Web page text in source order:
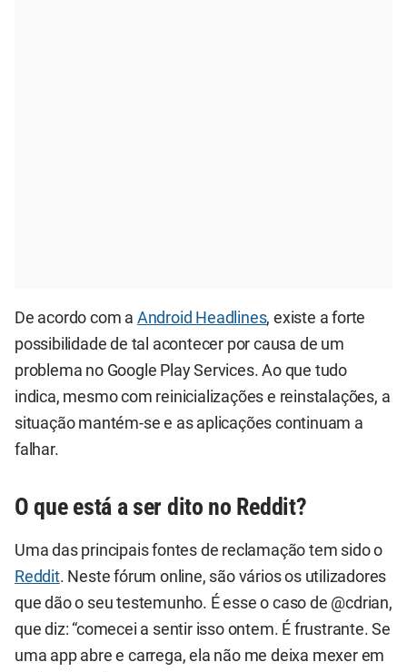
De acordo com a Android Headlines, existe a forte
possibilidade de tal acontecer por causa de um
problema no Google Play Services. Ao que tudo
indica, mesmo com reinicializações e reinstalações, a
situação mantém-se e as aplicações continuam a
falhar.
O que está a ser dito no Reddit?
Uma das principais fontes de reclamação tem sido o
Reddit. Neste fórum online, são vários os utilizadores
que dão o seu testemunho. É esse o caso de @cdrian,
que diz: “comecei a sentir isso ontem. É frustrante. Se
uma app abre e carrega, ela não me deixa mexer em